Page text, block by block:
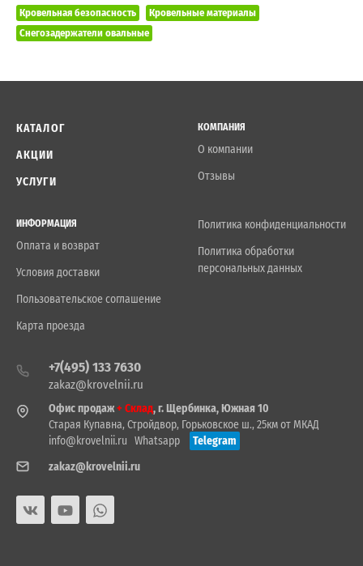
Кровельная безопасность
Кровельные материалы
Снегозадержатели овальные
КАТАЛОГ
АКЦИИ
УСЛУГИ
КОМПАНИЯ
О компании
Отзывы
ИНФОРМАЦИЯ
Оплата и возврат
Условия доставки
Пользовательское соглашение
Карта проезда
Политика конфиденциальности
Политика обработки
персональных данных
+7(495) 133 7630
zakaz@krovelnii.ru
Офис продаж+ Склад, г. Щербинка, Южная 10
Старая Купавна, Стройдвор, Горьковское ш., 25км от МКАД
info@krovelnii.ru Whatsapp
Telegram
zakaz@krovelnii.ru